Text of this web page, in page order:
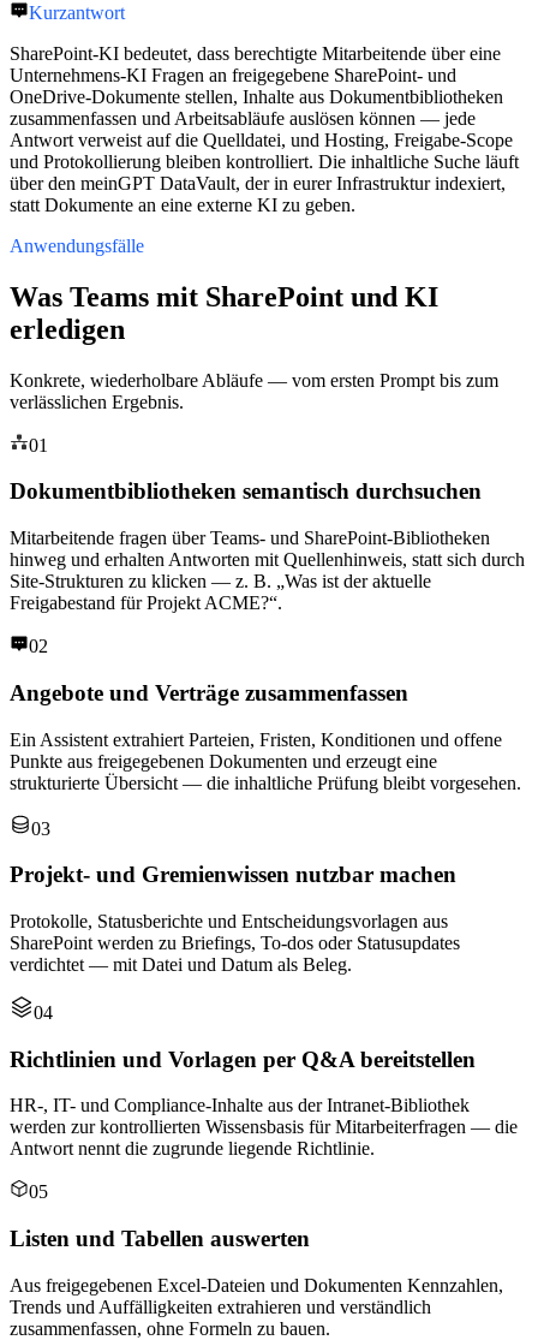
Kurzantwort
SharePoint-KI bedeutet, dass berechtigte Mitarbeitende über eine
Unternehmens-KI Fragen an freigegebene SharePoint- und
OneDrive-Dokumente stellen, Inhalte aus Dokumentbibliotheken
zusammenfassen und Arbeitsabläufe auslösen können — jede
Antwort verweist auf die Quelldatei, und Hosting, Freigabe-Scope
und Protokollierung bleiben kontrolliert. Die inhaltliche Suche läuft
über den meinGPT DataVault, der in eurer Infrastruktur indexiert,
statt Dokumente an eine externe KI zu geben.
Anwendungsfälle
Was Teams mit SharePoint und KI
erledigen
Konkrete, wiederholbare Abläufe — vom ersten Prompt bis zum
verlässlichen Ergebnis.
01
Dokumentbibliotheken semantisch durchsuchen
Mitarbeitende fragen über Teams- und SharePoint-Bibliotheken
hinweg und erhalten Antworten mit Quellenhinweis, statt sich durch
Site-Strukturen zu klicken — z. B. „Was ist der aktuelle
Freigabestand für Projekt ACME?“.
02
Angebote und Verträge zusammenfassen
Ein Assistent extrahiert Parteien, Fristen, Konditionen und offene
Punkte aus freigegebenen Dokumenten und erzeugt eine
strukturierte Übersicht — die inhaltliche Prüfung bleibt vorgesehen.
03
Projekt- und Gremienwissen nutzbar machen
Protokolle, Statusberichte und Entscheidungsvorlagen aus
SharePoint werden zu Briefings, To-dos oder Statusupdates
verdichtet — mit Datei und Datum als Beleg.
04
Richtlinien und Vorlagen per Q&A bereitstellen
HR-, IT- und Compliance-Inhalte aus der Intranet-Bibliothek
werden zur kontrollierten Wissensbasis für Mitarbeiterfragen — die
Antwort nennt die zugrunde liegende Richtlinie.
05
Listen und Tabellen auswerten
Aus freigegebenen Excel-Dateien und Dokumenten Kennzahlen,
Trends und Auffälligkeiten extrahieren und verständlich
zusammenfassen, ohne Formeln zu bauen.